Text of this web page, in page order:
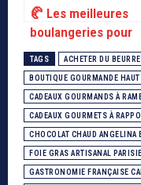
🥐 Les meilleures
boulangeries pour
déguster les
meilleurs
et pâtisseries
françaises
TAGS ACHETER DU
BOUTIQUE GOURMANDE
CADEAUX GOURMANDS À
CADEAUX GOURMETS À
CHOCOLAT CHAUD ANGELINA
FOIE GRAS ARTISANAL
GASTRONOMIE FRANÇAISE